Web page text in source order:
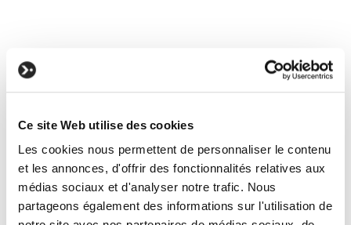
Ce site Web utilise des cookies
Les cookies nous permettent de personnaliser le contenu
et les annonces, d'offrir des fonctionnalités relatives aux
médias sociaux et d'analyser notre trafic. Nous
partageons également des informations sur l'utilisation de
You have a
project?